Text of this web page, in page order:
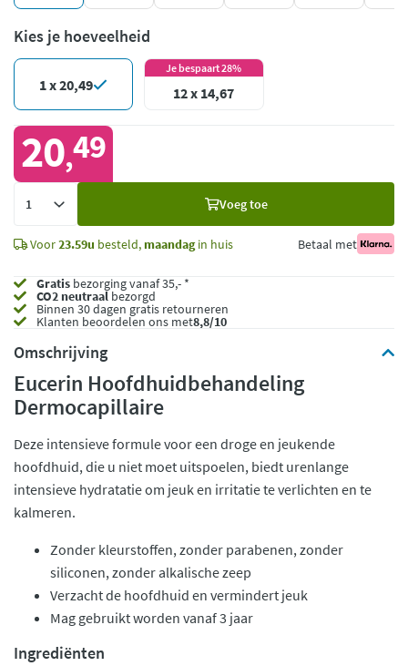
Kies je hoeveelheid
1 x 20,49
Je bespaart 28%
12 x 14,67
20,49
Voeg toe
Voor23.59u besteld, maandagin huis Betaal met
Gratis bezorging vanaf 35,- *
CO2 neutraalbezorgd
Binnen 30 dagen gratis retourneren
Klanten beoordelen ons met8,8/10
Omschrijving
Eucerin Hoofdhuidbehandeling
Dermocapillaire
Deze intensieve formule voor een droge en jeukende
hoofdhuid, die u niet moet uitspoelen, biedt urenlange
intensieve hydratatie om jeuk en irritatie te verlichten en te
kalmeren.
Zonder kleurstoffen, zonder parabenen, zonder
siliconen, zonder alkalische zeep
Verzacht de hoofdhuid en vermindert jeuk
Mag gebruikt worden vanaf 3 jaar
Ingrediënten